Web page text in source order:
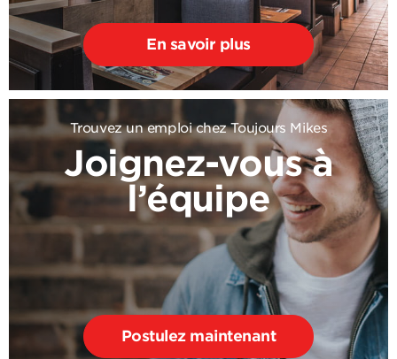
En savoir plus
Trouvez un emploi chez Toujours Mikes
Joignez-vous à
l’équipe
Postulez maintenant